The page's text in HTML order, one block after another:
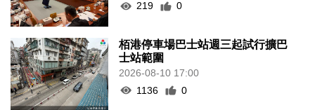
219
0
栢港停車場巴士站週三起試行擴巴
士站範圍
2026-08-10 17:00
1136
0